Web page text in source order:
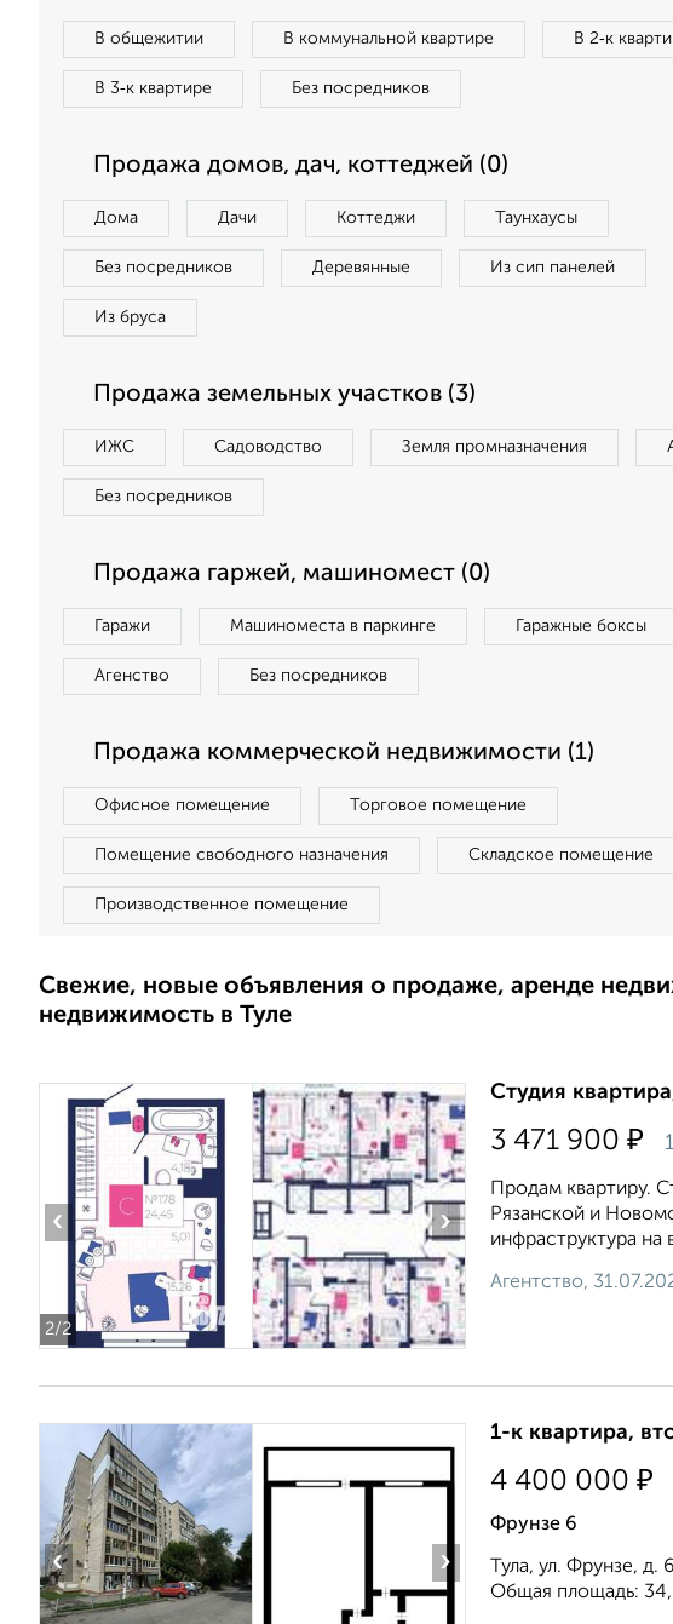
В общежитии В коммунальной квартире В 2‑к
В 3‑к квартире Без посредников
Продажа домов, дач, коттеджей (0)
Дома Дачи Коттеджи Таунхаусы
Без посредников Деревянные Из сип панелей
Из бруса
Продажа земельных участков (3)
ИЖС Садоводство Земля промназначения
Без посредников
Продажа гаржей, машиномест (0)
Гаражи Машиноместа в паркинге Гаражные боксы
Агенство Без посредников
Продажа коммерческой недвижимости (1)
Офисное помещение Торговое помещение
Помещение свободного назначения Складское помещение
Производственное помещение
Свежие, новые объявления о продаже, аренде
недвижимость в Туле
2/2
‹ ›
Студия
3 471 900 ₽
Продам квартиру.
Рязанской и
инфраструктура на
Агентство,
‹ ›
1-к квартира,
4 400 000 ₽
Фрунзе 6
Тула, ул. Фрунзе,
Общая площадь: